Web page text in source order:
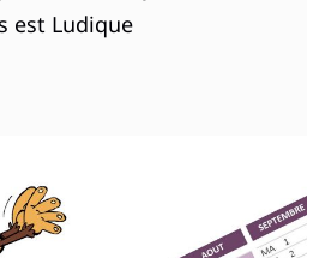
est Ludique